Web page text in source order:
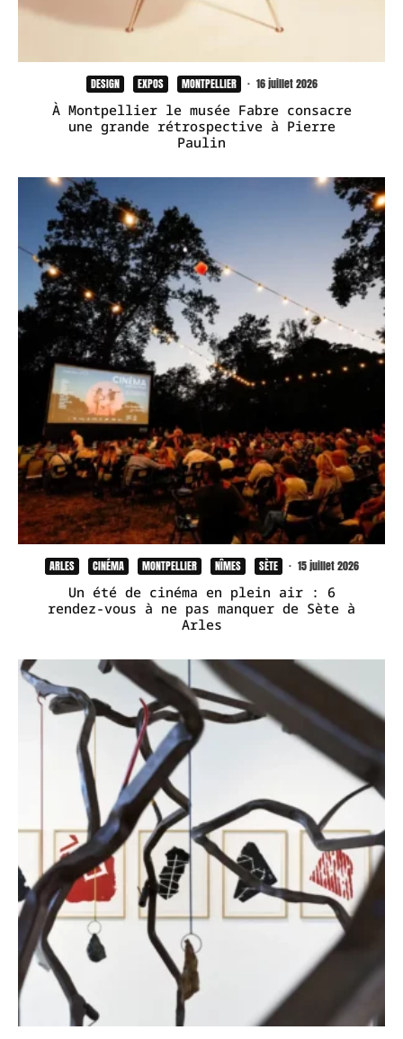
DESIGN EXPOS MONTPELLIER · 16 juillet 2026
À Montpellier le musée Fabre consacre
une grande rétrospective à Pierre
Paulin
ARLES CINÉMA MONTPELLIER NÎMES SÈTE · 15 juillet 2026
Un été de cinéma en plein air : 6
rendez-vous à ne pas manquer de Sète à
Arles